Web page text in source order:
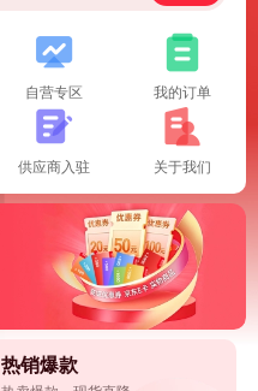
自营专区 我的订单
供应商入驻 关于我们
热销爆款